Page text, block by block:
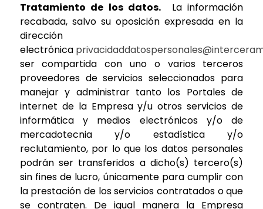
Tratamiento de los datos.
La información
recabada, salvo su oposición expresada en la
dirección
electrónica
ser compartida con uno o varios terceros
proveedores de servicios seleccionados para
manejar y administrar tanto los Portales de
internet de la Empresa y/u otros servicios de
informática y medios electrónicos y/o de
mercadotecnia y/o estadística y/o
reclutamiento, por lo que los datos personales
podrán ser transferidos a dicho(s) tercero(s)
sin fines de lucro, únicamente para cumplir con
la prestación de los servicios contratados o que
se contraten. De igual manera la Empresa